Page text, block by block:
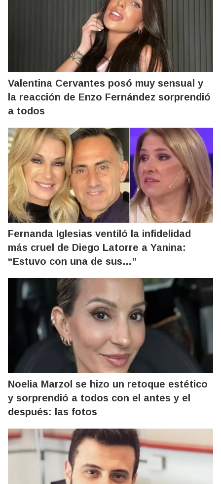
Valentina Cervantes posó muy sensual y
la reacción de Enzo Fernández sorprendió
a todos
Fernanda Iglesias ventiló la infidelidad
más cruel de Diego Latorre a Yanina:
“Estuvo con una de sus…”
Noelia Marzol se hizo un retoque estético
y sorprendió a todos con el antes y el
después: las fotos